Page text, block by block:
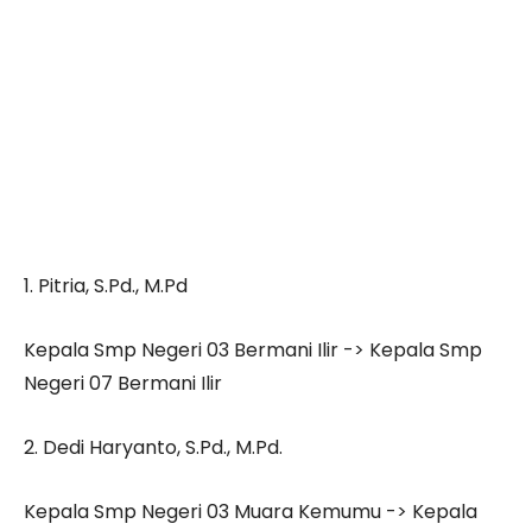
1. Pitria, S.Pd., M.Pd
Kepala Smp Negeri 03 Bermani Ilir -> Kepala Smp
Negeri 07 Bermani Ilir
2. Dedi Haryanto, S.Pd., M.Pd.
Kepala Smp Negeri 03 Muara Kemumu -> Kepala